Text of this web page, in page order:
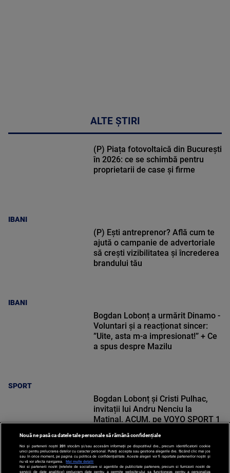
ALTE ȘTIRI
IBANI
(P) Piața fotovoltaică din București
în 2026: ce se schimbă pentru
proprietarii de case și firme
IBANI
(P) Ești antreprenor? Află cum te
ajută o campanie de advertoriale
să crești vizibilitatea și încrederea
brandului tău
SPORT
Bogdan Lobonț a urmărit Dinamo -
Voluntari și a reacționat sincer:
”Uite, asta m-a impresionat!” + Ce
a spus despre Mazilu
SPORT
Bogdan Lobonț și Cristi Pulhac,
invitații lui Andru Nenciu la
Matinal, ACUM, pe VOYO SPORT 1
Nouă ne pasă ca datele tale personale să rămână confidențiale
Noi și partenerii noștri 201 stocăm și/sau accesăm informații pe dispozitivul dvs., precum identificatorii cookie
unici pentru prelucrarea datelor cu caracter personal. Puteți accepta sau gestiona alegerile dvs. făcând clic mai jos
sau în orice moment, pe pagina cu politica de confidențialitate. Aceste alegeri vor fi raportate partenerilor noștri și
nu vă vor afecta navigarea.
Mai multe detalii
Noi si partenerii nostri (retelele de socializare si agentiile de publicitate partenere, precum si furnizorii nostri de
servicii de date analitice) prelucram date pentru a permite website-ului sa functioneze, pentru a personaliza